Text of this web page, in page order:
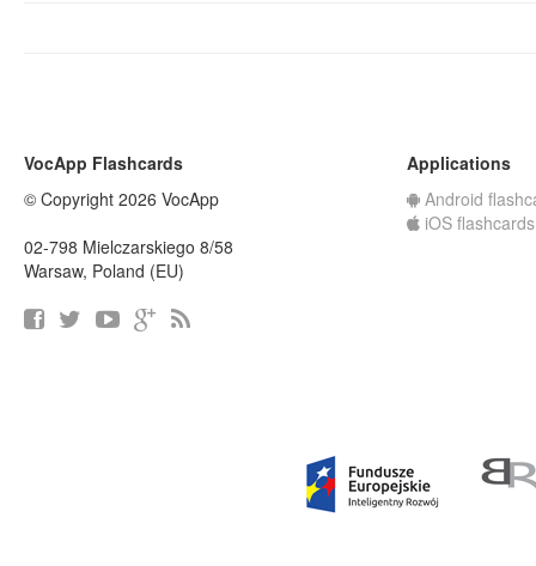
VocApp Flashcards
© Copyright 2026 VocApp
02-798 Mielczarskiego 8/58
Warsaw, Poland (EU)
Applications
Android
iOS flashcards